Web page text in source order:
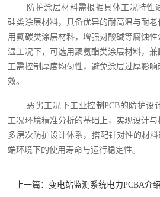
防护涂层材料需根据具体工况特性
硅类涂层材料，具备优异的耐高温与耐
用氟碳类涂层材料，增强对酸碱等腐蚀
湿工况下，可选用聚氨酯类涂层材料，
工需控制厚度均匀性，避免涂层过厚影
效。
恶劣工况下工业控制PCB的防护设
工况环境精准分析的基础上，实现设计
多层次防护设计体系，搭配针对性的材
端环境下的使用寿命与运行稳定性。
上一篇： 变电站监测系统电力PCBA介绍